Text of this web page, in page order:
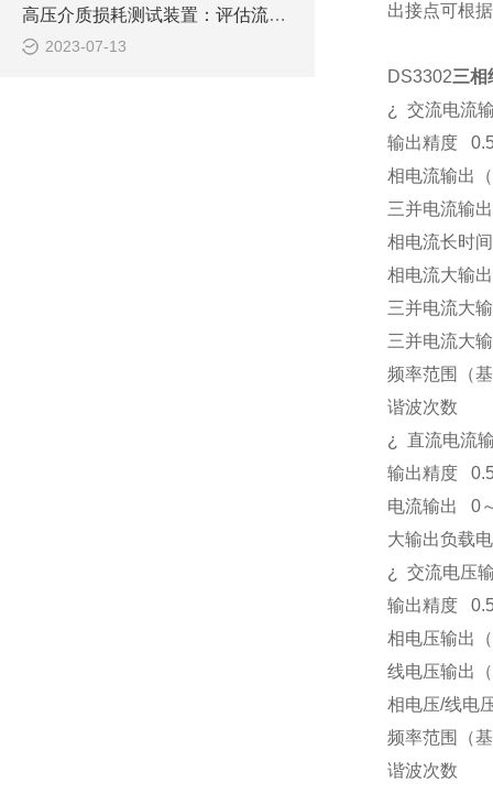
高压介质损耗测试装置：评估流体输送过程中的能量损失
2023-07-13
出接点可根
DS3302三相
¿
交流电流
输出精度
相电流输出
三并电流输
相电流长时
相电流大输
三并电流大
三并电流大
频率范围（
谐波次数
¿
直流电流
输出精度
电流输出 0
大输出负载
¿
交流电压
输出精度
相电压输出
线电压输出
相电压/线电
频率范围（
谐波次数